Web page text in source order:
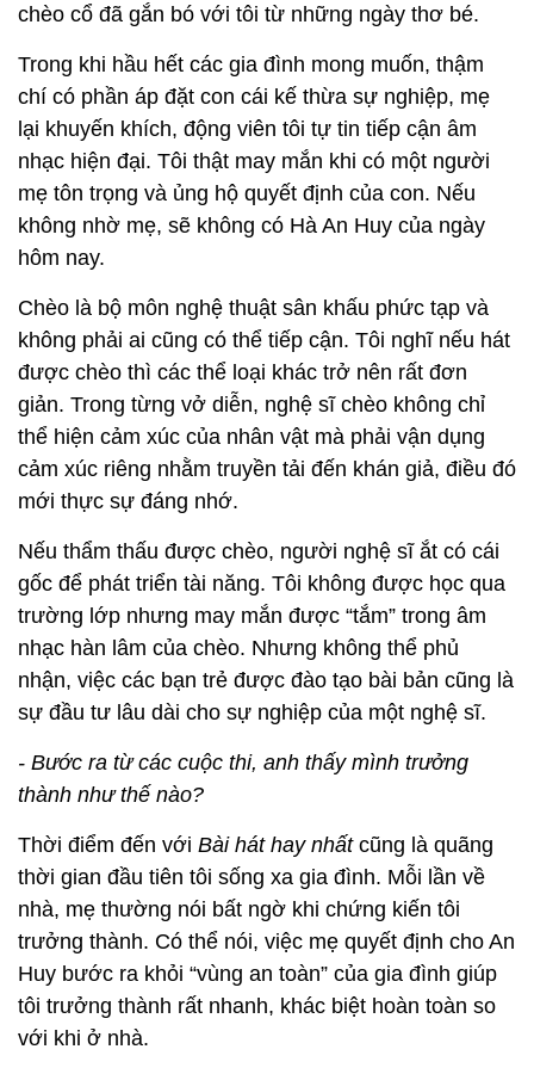
chèo cổ đã gắn bó với tôi từ những ngày thơ bé.
Trong khi hầu hết các gia đình mong muốn, thậm
chí có phần áp đặt con cái kế thừa sự nghiệp, mẹ
lại khuyến khích, động viên tôi tự tin tiếp cận âm
nhạc hiện đại. Tôi thật may mắn khi có một người
mẹ tôn trọng và ủng hộ quyết định của con. Nếu
không nhờ mẹ, sẽ không có Hà An Huy của ngày
hôm nay.
Chèo là bộ môn nghệ thuật sân khấu phức tạp và
không phải ai cũng có thể tiếp cận. Tôi nghĩ nếu hát
được chèo thì các thể loại khác trở nên rất đơn
giản. Trong từng vở diễn, nghệ sĩ chèo không chỉ
thể hiện cảm xúc của nhân vật mà phải vận dụng
cảm xúc riêng nhằm truyền tải đến khán giả, điều đó
mới thực sự đáng nhớ.
Nếu thẩm thấu được chèo, người nghệ sĩ ắt có cái
gốc để phát triển tài năng. Tôi không được học qua
trường lớp nhưng may mắn được “tắm” trong âm
nhạc hàn lâm của chèo. Nhưng không thể phủ
nhận, việc các bạn trẻ được đào tạo bài bản cũng là
sự đầu tư lâu dài cho sự nghiệp của một nghệ sĩ.
- Bước ra từ các cuộc thi, anh thấy mình trưởng
thành như thế nào?
Thời điểm đến với Bài hát hay nhất cũng là quãng
thời gian đầu tiên tôi sống xa gia đình. Mỗi lần về
nhà, mẹ thường nói bất ngờ khi chứng kiến tôi
trưởng thành. Có thể nói, việc mẹ quyết định cho An
Huy bước ra khỏi “vùng an toàn” của gia đình giúp
tôi trưởng thành rất nhanh, khác biệt hoàn toàn so
với khi ở nhà.